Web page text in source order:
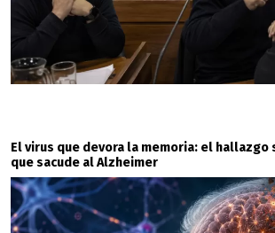
El virus que devora la memoria: el
que sacude al Alzheimer